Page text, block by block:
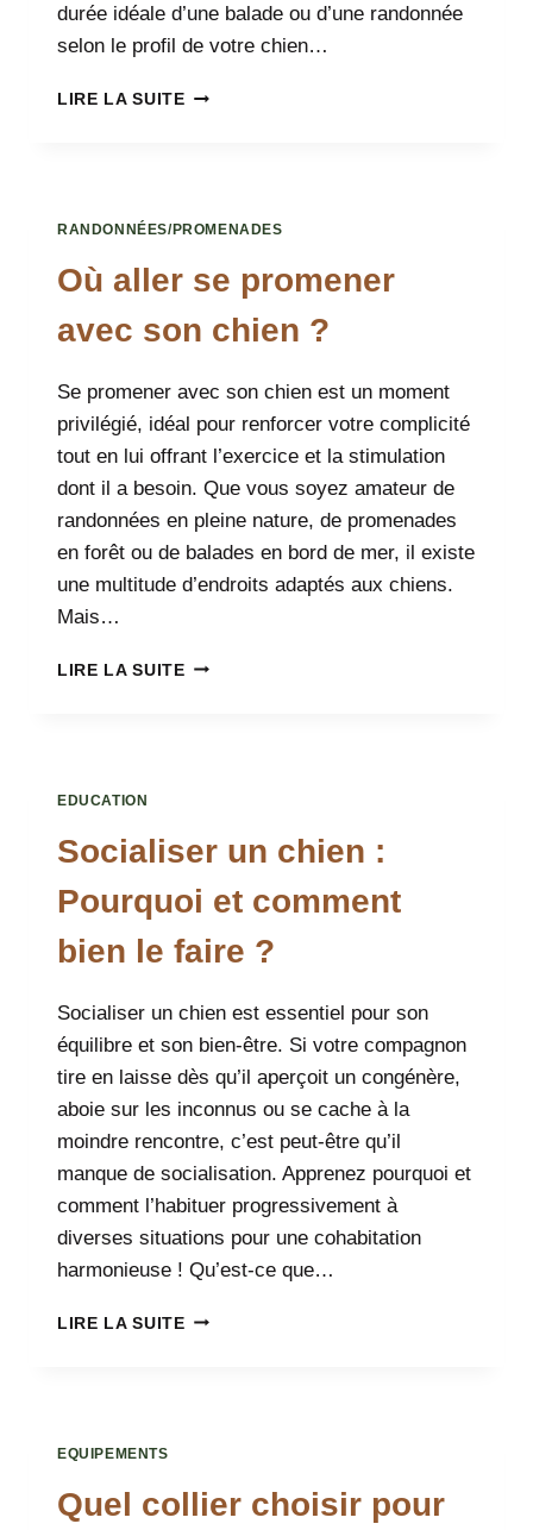
durée idéale d’une balade ou d’une randonnée
selon le profil de votre chien…
LIRE LA SUITEQUELLE
RANDONNÉES/PROMENADES
Où aller se promener
avec son chien ?
Se promener avec son chien est un moment
privilégié, idéal pour renforcer votre complicité
tout en lui offrant l’exercice et la stimulation
dont il a besoin. Que vous soyez amateur de
randonnées en pleine nature, de promenades
en forêt ou de balades en bord de mer, il existe
une multitude d’endroits adaptés aux chiens.
Mais…
LIRE LA SUITEOÙ
EDUCATION
Socialiser un chien :
Pourquoi et comment
bien le faire ?
Socialiser un chien est essentiel pour son
équilibre et son bien-être. Si votre compagnon
tire en laisse dès qu’il aperçoit un congénère,
aboie sur les inconnus ou se cache à la
moindre rencontre, c’est peut-être qu’il
manque de socialisation. Apprenez pourquoi et
comment l’habituer progressivement à
diverses situations pour une cohabitation
harmonieuse ! Qu’est-ce que…
LIRE LA SUITESOCIALISER
BIEN
LE
EQUIPEMENTS
Quel collier choisir pour